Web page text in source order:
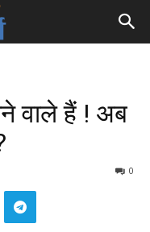
वाले हैं ! अब
0